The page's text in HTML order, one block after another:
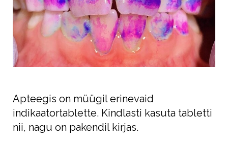
Apteegis on müügil erinevaid
indikaatortablette. Kindlasti kasuta tabletti
nii, nagu on pakendil kirjas.